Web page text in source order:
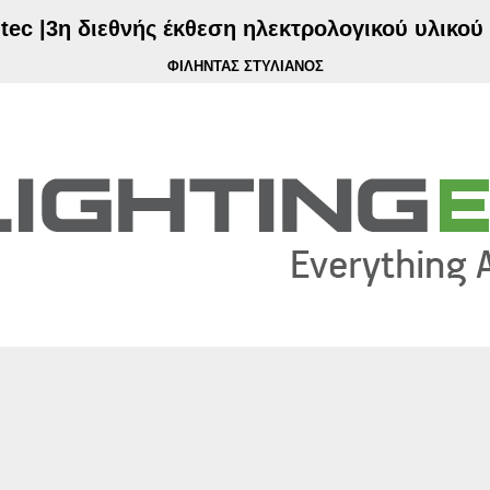
|3η διεθνής έκθεση ηλεκτρολογικού υλικού
ΦΙΛΗΝΤΑΣ ΣΤΥΛΙΑΝΟΣ